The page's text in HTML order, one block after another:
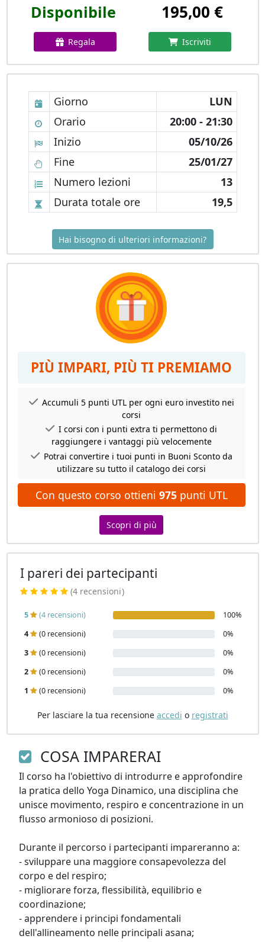
Disponibile 195,00 €
Regala Iscriviti
COSA IMPARERAI
Il corso ha l'obiettivo di introdurre e approfondire
la pratica dello Yoga Dinamico, una disciplina che
unisce movimento, respiro e concentrazione in un
flusso armonioso di posizioni.
Durante il percorso i partecipanti impareranno a:
- sviluppare una maggiore consapevolezza del
corpo e del respiro;
- migliorare forza, flessibilità, equilibrio e
coordinazione;
- apprendere i principi fondamentali
dell'allineamento nelle principali asana;
Giorno
LUN
Orario
20:00 - 21:30
Inizio
05/10/26
Fine
25/01/27
Numero lezioni
13
Durata totale ore
19,5
Hai bisogno di ulteriori informazioni?
PIÙ IMPARI, PIÙ TI PREMIAMO
Accumuli 5 punti UTL per ogni euro investito nei
corsi
I corsi con i punti extra ti permettono di
raggiungere i vantaggi più velocemente
Potrai convertire i tuoi punti in Buoni Sconto da
utilizzare su tutto il catalogo dei corsi
Con questo corso ottieni 975punti UTL
Scopri di più
I pareri dei partecipanti
(4 recensioni)
5 (4 recensioni)
100%
4
(0 recensioni)
0%
3
(0 recensioni)
0%
2
(0 recensioni)
0%
1
(0 recensioni) 0%
Per lasciare la tua recensione accedi o registrati